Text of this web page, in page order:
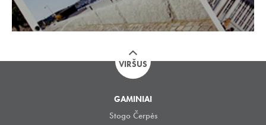
VIRŠUS
GAMINIAI
Stogo Čerpės